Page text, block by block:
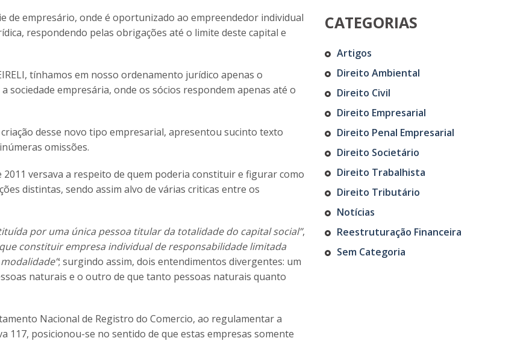
de empresário, onde é oportunizado ao empreendedor individual
respondendo pelas obrigações até o limite deste capital e
tínhamos em nosso ordenamento jurídico apenas o
sociedade empresária, onde os sócios respondem apenas até o
desse novo tipo empresarial, apresentou sucinto texto
omissões.
versava a respeito de quem poderia constituir e figurar como
distintas, sendo assim alvo de várias criticas entre os
por uma única pessoa titular da totalidade do capital social”,
constituir empresa individual de responsabilidade limitada
; surgindo assim, dois entendimentos divergentes: um
naturais e o outro de que tanto pessoas naturais quanto
Nacional de Registro do Comercio, ao regulamentar a
117, posicionou-se no sentido de que estas empresas somente
CATEGORIAS
Artigos
Direito Ambiental
Direito Civil
Direito Empresarial
Direito Penal Empresarial
Direito Societário
Direito Trabalhista
Direito Tributário
Notícias
Reestruturação Financeira
Sem Categoria